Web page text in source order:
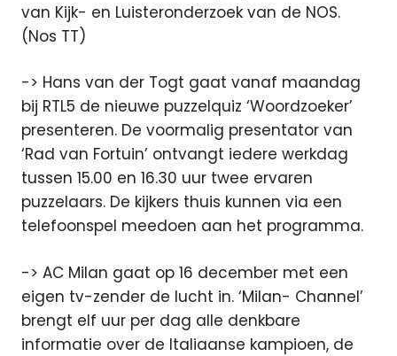
van Kijk- en Luisteronderzoek van de NOS.
(Nos TT)
-> Hans van der Togt gaat vanaf maandag
bij RTL5 de nieuwe puzzelquiz ‘Woordzoeker’
presenteren. De voormalig presentator van
‘Rad van Fortuin’ ontvangt iedere werkdag
tussen 15.00 en 16.30 uur twee ervaren
puzzelaars. De kijkers thuis kunnen via een
telefoonspel meedoen aan het programma.
-> AC Milan gaat op 16 december met een
eigen tv-zender de lucht in. ‘Milan- Channel’
brengt elf uur per dag alle denkbare
informatie over de Italiaanse kampioen, de